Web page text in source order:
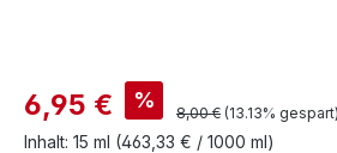
6,95 € %
8,00 € (13.13% gespart)
Inhalt: 15 ml (463,33 € / 1000 ml)